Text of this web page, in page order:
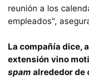
reunión a los
empleados",
La compañía dice,
extensión vino
spam alrededor de